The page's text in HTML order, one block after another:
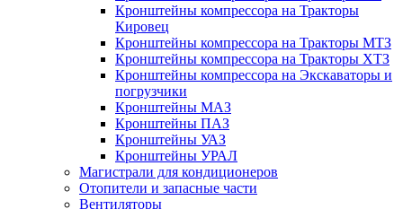
Кронштейны компрессора на Тракторы
Кировец
Кронштейны компрессора на Тракторы МТЗ
Кронштейны компрессора на Тракторы ХТЗ
Кронштейны компрессора на Экскаваторы и
погрузчики
Кронштейны МАЗ
Кронштейны ПАЗ
Кронштейны УАЗ
Кронштейны УРАЛ
Магистрали для кондиционеров
Отопители и запасные части
Вентиляторы